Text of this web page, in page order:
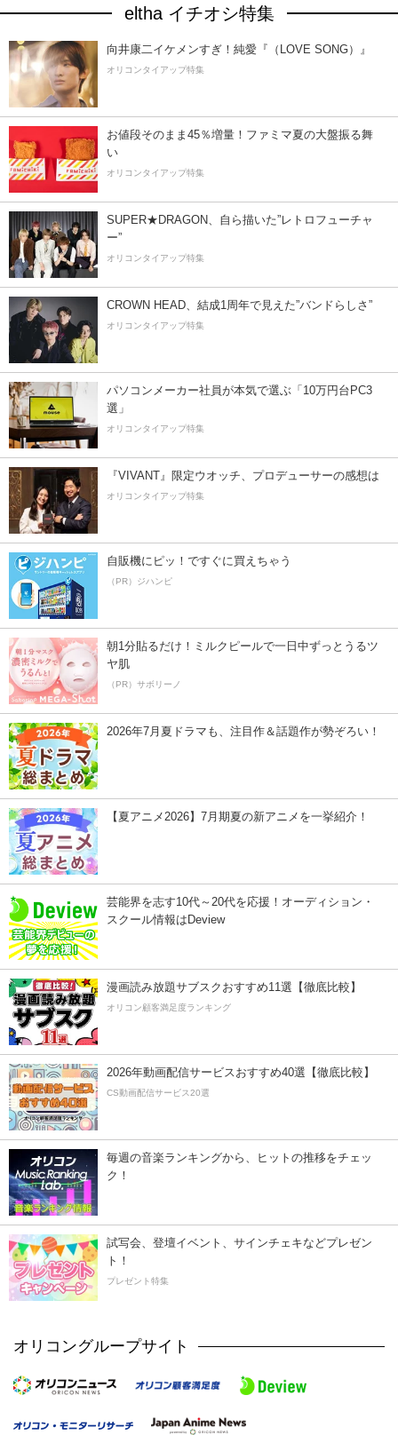
eltha イチオシ特集
向井康二イケメンすぎ！純愛『（LOVE SONG）』
オリコンタイアップ特集
お値段そのまま45％増量！ファミマ夏の大盤振る舞
い
オリコンタイアップ特集
SUPER★DRAGON、自ら描いた”レトロフューチャ
ー”
オリコンタイアップ特集
CROWN HEAD、結成1周年で見えた”バンドらしさ”
オリコンタイアップ特集
パソコンメーカー社員が本気で選ぶ「10万円台PC3
選」
オリコンタイアップ特集
『VIVANT』限定ウオッチ、プロデューサーの感想は
オリコンタイアップ特集
自販機にピッ！ですぐに買えちゃう
（PR）ジハンピ
朝1分貼るだけ！ミルクピールで一日中ずっとうるツ
ヤ肌
（PR）サボリーノ
2026年7月夏ドラマも、注目作＆話題作が勢ぞろい！
【夏アニメ2026】7月期夏の新アニメを一挙紹介！
芸能界を志す10代～20代を応援！オーディション・
スクール情報はDeview
漫画読み放題サブスクおすすめ11選【徹底比較】
オリコン顧客満足度ランキング
2026年動画配信サービスおすすめ40選【徹底比較】
CS動画配信サービス20選
毎週の音楽ランキングから、ヒットの推移をチェッ
ク！
試写会、登壇イベント、サインチェキなどプレゼン
ト！
プレゼント特集
オリコングループサイト